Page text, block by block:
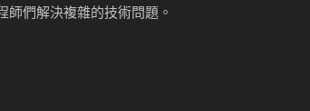
師們解決複雜的技術問題。